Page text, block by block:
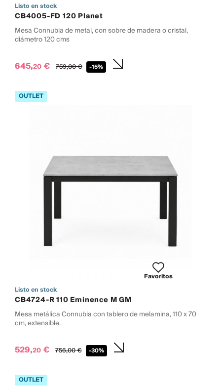
Listo en stock
CB4005-FD 120 Planet
Mesa Connubia de metal, con sobre de madera o cristal,
diámetro 120 cms
645,20 € 759,00€ -15%
Favoritos
Listo en stock
CB4724-R 110 Eminence M GM
Mesa metálica Connubia con tablero de melamina, 110 x 70
cm, extensible.
529,20 € 756,00€ -30%